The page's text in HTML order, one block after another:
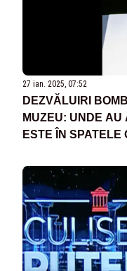
27 ian. 2025, 07:52
DEZVĂLUIRI
MUZEU: UNDE AU
ESTE ÎN SPATELE